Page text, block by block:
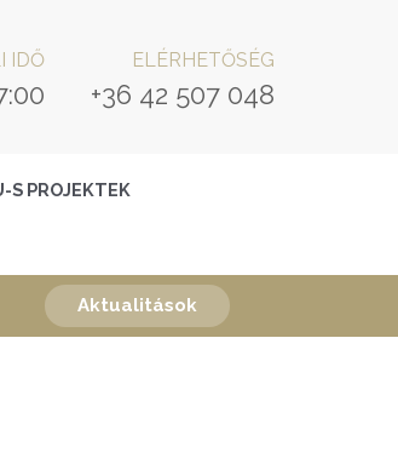
IDŐ ELÉRHETŐSÉG
+36 42 507 048
S PROJEKTEK
Aktualitások